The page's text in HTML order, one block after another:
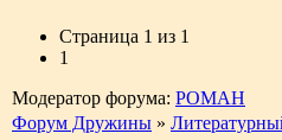
Страница 1 из 1
1
Модератор форума: РОМАН
Форум Дружины »